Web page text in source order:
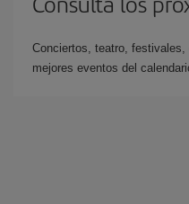
Conciertos, teatro,
mejores eventos del